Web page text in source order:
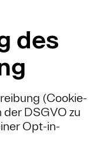
des
(Cookie-
DSGVO zu
Opt-in-